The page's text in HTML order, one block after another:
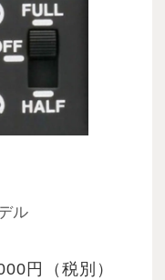
ル
円（税別）